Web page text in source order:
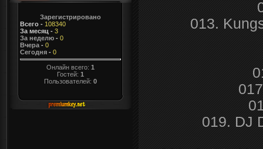
Зарегистрировано
Всего- 108340
За месяц - 3
За неделю- 0
Вчера- 0
Сегодня- 0
Онлайн всего: 1
Гостей: 1
Пользователей: 0
013.
019. DJ